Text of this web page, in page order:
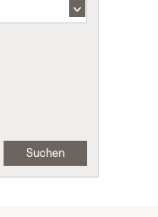
Suchen